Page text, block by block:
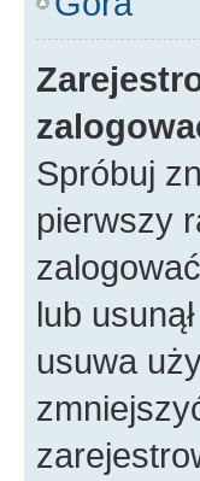
Spróbuj
pierwszy
lub
usuwa